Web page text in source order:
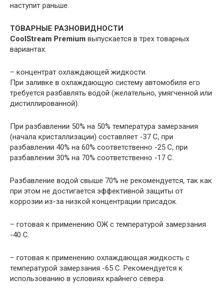
наступит раньше.
ТОВАРНЫЕ РАЗНОВИДНОСТИ
CoolStream Premium выпускается в трех товарных
вариантах:
– концентрат охлаждающей жидкости.
При заливке в охлаждающую систему автомобиля его
требуется разбавлять водой (желательно, умягченной или
дистиллированной).
При разбавлении 50% на 50% температура замерзания
(начала кристаллизации) составляет -37 С, при
разбавлении 40% на 60% соответственно -25 С, при
разбавлении 30% на 70% соответственно -17 С.
Разбавление водой свыше 70% не рекомендуется, так как
при этом не достигается эффективной защиты от
коррозии из-за низкой концентрации присадок.
– готовая к применению ОЖ с температурой замерзания
-40 С.
– готовая к применению охлаждающая жидкость с
температурой замерзания -65 С. Рекомендуется к
использованию в условиях крайнего севера.